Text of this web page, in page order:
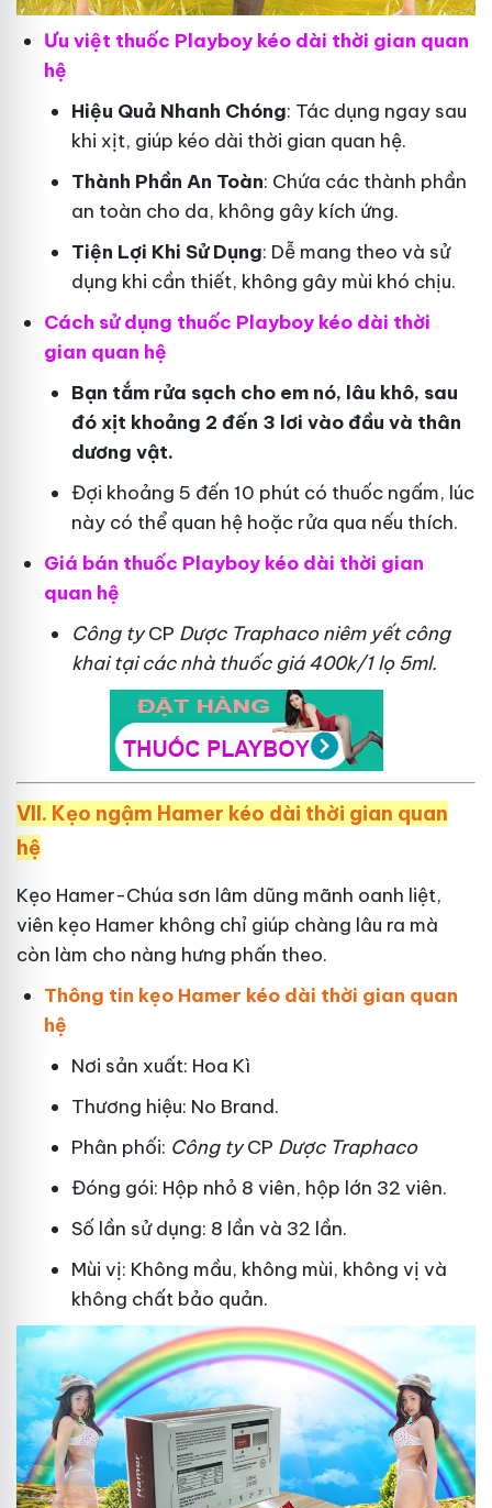
Ưu việt thuốc Playboy kéo dài thời gian quan
hệ
Hiệu Quả Nhanh Chóng: Tác dụng ngay sau
khi xịt, giúp kéo dài thời gian quan hệ.
Thành Phần An Toàn: Chứa các thành phần
an toàn cho da, không gây kích ứng.
Tiện Lợi Khi Sử Dụng: Dễ mang theo và sử
dụng khi cần thiết, không gây mùi khó chịu.
Cách sử dụng thuốc Playboy kéo dài thời
gian quan hệ
Bạn tắm rửa sạch cho em nó, lâu khô, sau
đó xịt khoảng 2 đến 3 lơi vào đầu và thân
dương vật.
Đợi khoảng 5 đến 10 phút có thuốc ngấm, lúc
này có thể quan hệ hoặc rửa qua nếu thích.
Giá bán thuốc Playboy kéo dài thời gian
quan hệ
Công tyCP Dược Traphaconiêm yết công
khai tại các nhà thuốc giá 400k/1 lọ 5ml.
VII. Kẹo ngậm Hamer kéo dài thời gian quan
hệ
Kẹo Hamer-Chúa sơn lâm dũng mãnh oanh liệt,
viên kẹo Hamer không chỉ giúp chàng lâu ra mà
còn làm cho nàng hưng phấn theo.
Thông tin kẹo Hamer kéo dài thời gian quan
hệ
Nơi sản xuất: Hoa Kì
Thương hiệu: No Brand.
Phân phối: Công tyCP Dược Traphaco
Đóng gói: Hộp nhỏ 8 viên, hộp lớn 32 viên.
Số lần sử dụng: 8 lần và 32 lần.
Mùi vị: Không mầu, không mùi, không vị và
không chất bảo quản.